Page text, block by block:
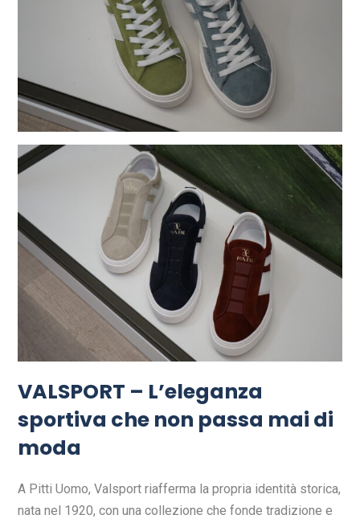
VALSPORT – L’eleganza
sportiva che non passa mai di
moda
A Pitti Uomo, Valsport riafferma la propria identità storica,
nata nel 1920, con una collezione che fonde tradizione e